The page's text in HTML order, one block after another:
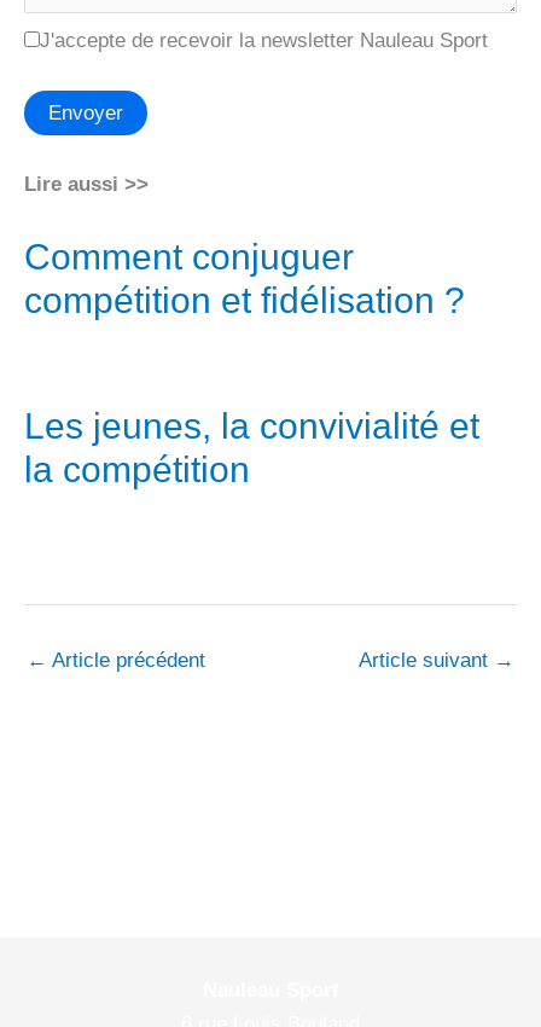
J'accepte de recevoir la newsletter Nauleau Sport
Envoyer
Lire aussi >>
Comment conjuguer
compétition et fidélisation ?
Les jeunes, la convivialité et
la compétition
← Article précédent Article suivant →